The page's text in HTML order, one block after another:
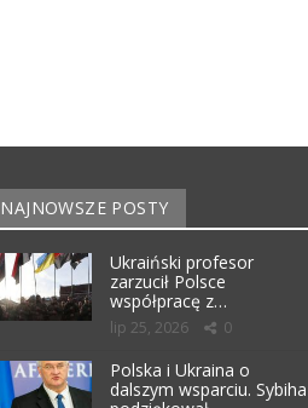
NAJNOWSZE POSTY
Ukraiński profesor
zarzucił Polsce
współpracę z…
lip 25, 2026 0
Polska i Ukraina o
dalszym wsparciu. Sybiha